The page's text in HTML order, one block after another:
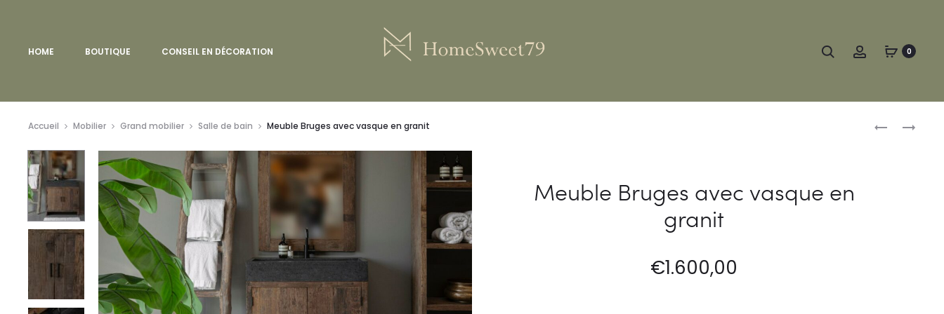
HOME BOUTIQUE CONSEIL EN DÉCORATION Search Account0
MEUBLE
MEUBLE
Accueil Mobilier Grand mobilier Salle de bain Meuble Bruges avec vasque en granit
Meuble Bruges avec vasque en
granit
€1.600,00